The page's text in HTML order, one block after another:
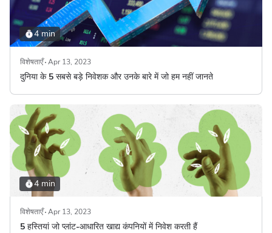
4 min
विशेषताएँ Apr 13, 2023
दुनिया के 5 सबसे बड़े निवेशक और उनके बारे में जो हम नहीं जानते
4 min
विशेषताएँ Apr 13, 2023
5 हस्तियां जो प्लांट-आधारित खाद्य कंपनियों में निवेश करती हैं